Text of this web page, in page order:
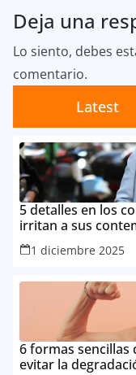
Deja una
Lo siento, debes
comentario.
Latest
5 detalles en los
irritan a sus
1 diciembre 2025
6 formas sencillas
evitar la